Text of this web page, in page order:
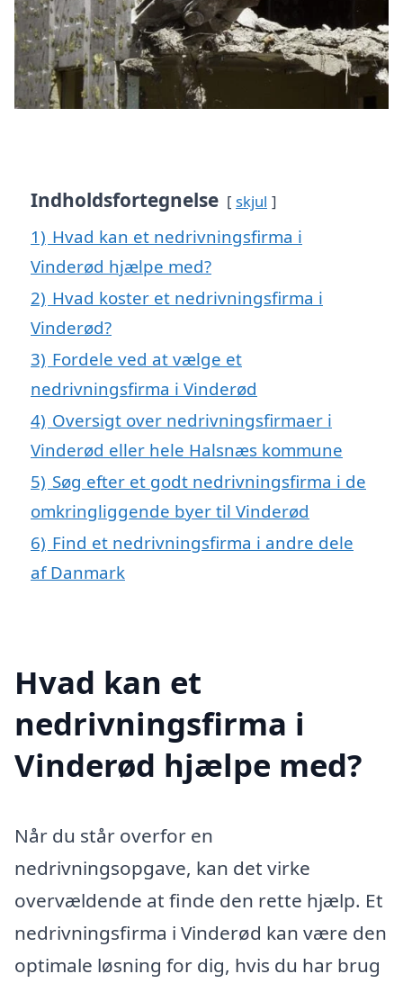
Indholdsfortegnelse skjul
1) Hvad kan et nedrivningsfirma i
Vinderød hjælpe med?
2) Hvad koster et nedrivningsfirma i
Vinderød?
3) Fordele ved at vælge et
nedrivningsfirma i Vinderød
4) Oversigt over nedrivningsfirmaer i
Vinderød eller hele Halsnæs kommune
5) Søg efter et godt nedrivningsfirma i de
omkringliggende byer til Vinderød
6) Find et nedrivningsfirma i andre dele
af Danmark
Hvad kan et
nedrivningsfirma i
Vinderød hjælpe med?
Når du står overfor en
nedrivningsopgave, kan det virke
overvældende at finde den rette hjælp. Et
nedrivningsfirma i Vinderød kan være den
optimale løsning for dig, hvis du har brug